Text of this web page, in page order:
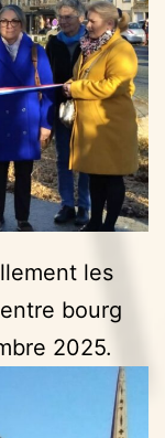
les
bourg
2025.